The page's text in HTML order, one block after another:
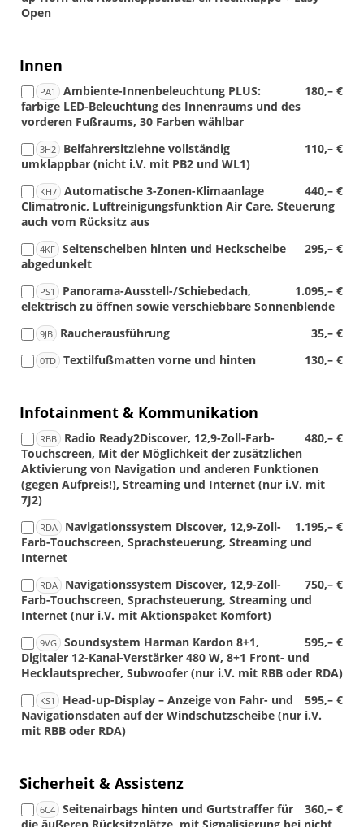
Open
Innen
PA1 180,– €
Ambiente-Innenbeleuchtung PLUS:
farbige LED-Beleuchtung des Innenraums und des
vorderen Fußraums, 30 Farben wählbar
3H2 110,– €
Beifahrersitzlehne vollständig
umklappbar (nicht i.V. mit PB2 und WL1)
KH7 440,– €
Automatische 3-Zonen-Klimaanlage
Climatronic, Luftreinigungsfunktion Air Care, Steuerung
auch vom Rücksitz aus
4KF 295,– €
Seitenscheiben hinten und Heckscheibe
abgedunkelt
PS1 1.095,– €
Panorama-Ausstell-/Schiebedach,
elektrisch zu öffnen sowie verschiebbare Sonnenblende
9JB 35,– €
Raucherausführung
0TD 130,– €
Textilfußmatten vorne und hinten
Infotainment & Kommunikation
RBB 480,– €
Radio Ready2Discover, 12,9-Zoll-Farb-
Touchscreen, Mit der Möglichkeit der zusätzlichen
Aktivierung von Navigation und anderen Funktionen
(gegen Aufpreis!), Streaming und Internet (nur i.V. mit
7J2)
RDA 1.195,– €
Navigationssystem Discover, 12,9-Zoll-
Farb-Touchscreen, Sprachsteuerung, Streaming und
Internet
RDA 750,– €
Navigationssystem Discover, 12,9-Zoll-
Farb-Touchscreen, Sprachsteuerung, Streaming und
Internet (nur i.V. mit Aktionspaket Komfort)
9VG 595,– €
Soundsystem Harman Kardon 8+1,
Digitaler 12-Kanal-Verstärker 480 W, 8+1 Front- und
Hecklautsprecher, Subwoofer (nur i.V. mit RBB oder RDA)
KS1 595,– €
Head-up-Display – Anzeige von Fahr- und
Navigationsdaten auf der Windschutzscheibe (nur i.V.
mit RBB oder RDA)
Sicherheit & Assistenz
6C4 360,– €
Seitenairbags hinten und Gurtstraffer für